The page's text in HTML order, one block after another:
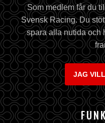
Som medlem får du
Svensk Racing. Du
spara alla nutida och
JAG